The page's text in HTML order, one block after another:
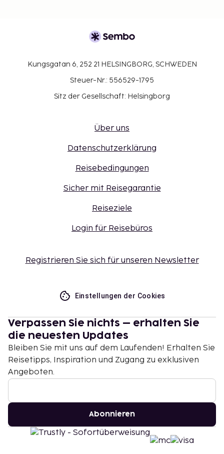
Kungsgatan 6, 252 21 HELSINGBORG, SCHWEDEN
Steuer-Nr.: 556529-1795
Sitz der Gesellschaft: Helsingborg
Über uns
Datenschutzerklärung
Reisebedingungen
Sicher mit Reisegarantie
Reiseziele
Login für Reisebüros
Registrieren Sie sich für unseren Newsletter
Einstellungen der Cookies
Verpassen Sie nichts – erhalten Sie
die neuesten Updates
Bleiben Sie mit uns auf dem Laufenden! Erhalten Sie
Reisetipps, Inspiration und Zugang zu exklusiven
Angeboten.
Abonnieren